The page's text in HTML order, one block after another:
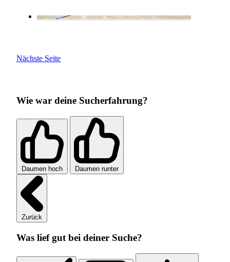
Nächste Seite
Wie war deine Sucherfahrung?
Daumen hoch Daumen runter
Zurück
Was lief gut bei deiner Suche?